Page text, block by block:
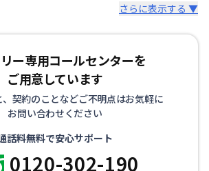
さらに表示する ▼
ー専用コールセンターを
ご用意しています
、契約のことなどご不明点はお気軽に
お問い合わせください
話料無料で安心サポート
0120-302-190